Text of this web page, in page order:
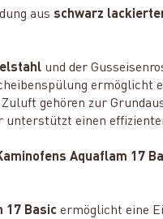
ausschwarz
und der
ermöglicht
gehören zur
unterstützt einen
Aquaflam 17
17 Basicermöglicht eine